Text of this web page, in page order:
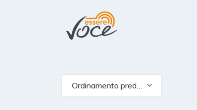
Ordinamento predefinito